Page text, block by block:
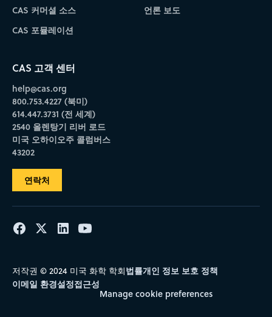
CAS 커머셜 소스
CAS 포뮬레이션
언론 보도
CAS 고객 센터
help@cas.org
800.753.4227 (북미)
614.447.3731 (전 세계)
2540 올렌탕기 리버 로드
미국 오하이오주 콜럼버스
43202
연락처
저작권 © 2024 미국 화학 학회법률개인 정보 보호 정책
이메일 환경설정접근성
Manage cookie preferences